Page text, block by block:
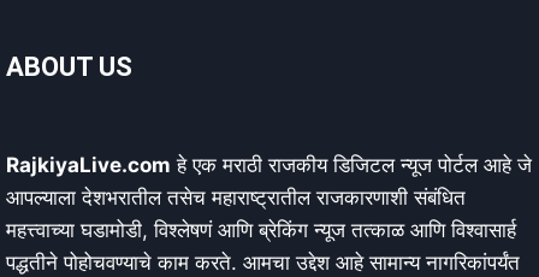
ABOUT US
RajkiyaLive.com हे एक मराठी राजकीय डिजिटल न्यूज पोर्टल आहे जे
आपल्याला देशभरातील तसेच महाराष्ट्रातील राजकारणाशी संबंधित
महत्त्वाच्या घडामोडी, विश्लेषणं आणि ब्रेकिंग न्यूज तत्काळ आणि विश्वासार्ह
पद्धतीने पोहोचवण्याचे काम करते. आमचा उद्देश आहे सामान्य नागरिकांपर्यंत